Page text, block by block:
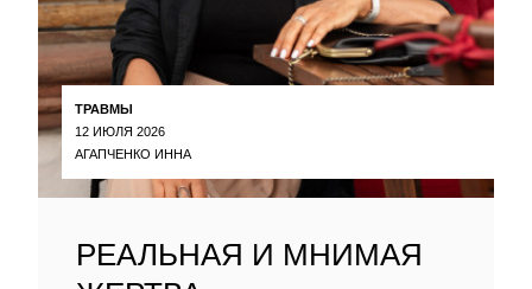
ТРАВМЫ
12 ИЮЛЯ 2026
АГАПЧЕНКО ИННА
РЕАЛЬНАЯ И МНИМАЯ